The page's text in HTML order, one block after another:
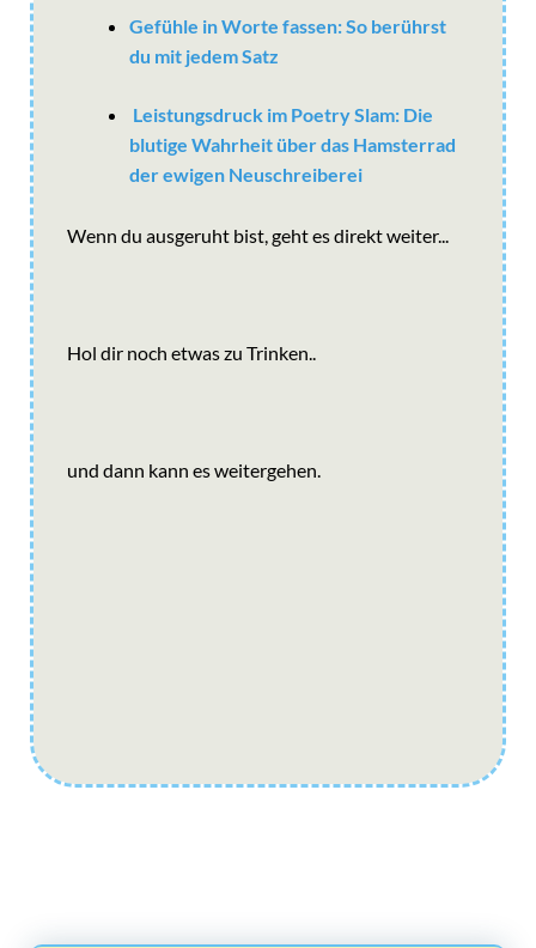
Gefühle in Worte fassen: So berührst
du mit jedem Satz
Leistungsdruck im Poetry Slam: Die
blutige Wahrheit über das Hamsterrad
der ewigen Neuschreiberei
Wenn du ausgeruht bist, geht es direkt weiter...
Hol dir noch etwas zu Trinken..
und dann kann es weitergehen.